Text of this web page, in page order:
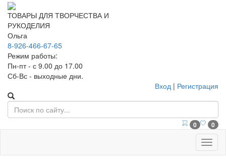
ТОВАРЫ ДЛЯ ТВОРЧЕСТВА И
РУКОДЕЛИЯ
Ольга
8-926-466-67-65
Режим работы:
Пн-пт - с 9.00 до 17.00
Сб-Вс - выходные дни.
Вход | Регистрация
0
0
Меню